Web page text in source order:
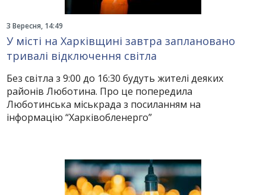
3 Вересня, 14:49
У місті на Харківщині завтра заплановано
тривалі відключення світла
Без світла з 9:00 до 16:30 будуть жителі деяких
районів Люботина. Про це попередила
Люботинська міськрада з посиланням на
інформацію “Харківобленерго”